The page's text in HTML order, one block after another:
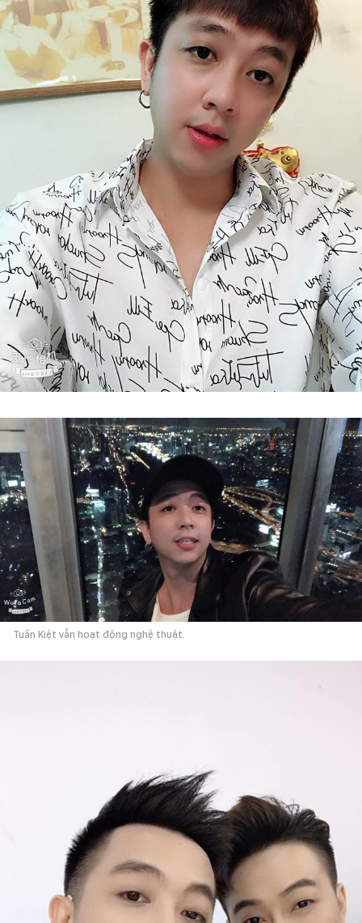
Tuấn Kiệt vẫn hoạt động nghệ thuật.